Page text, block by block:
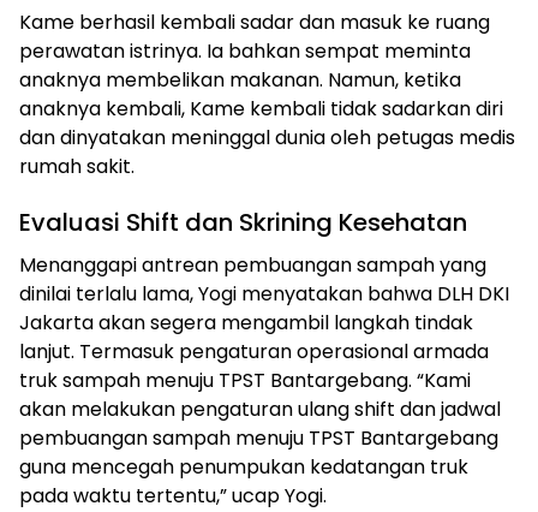
Kame berhasil kembali sadar dan masuk ke ruang
perawatan istrinya. Ia bahkan sempat meminta
anaknya membelikan makanan. Namun, ketika
anaknya kembali, Kame kembali tidak sadarkan diri
dan dinyatakan meninggal dunia oleh petugas medis
rumah sakit.
Evaluasi Shift dan Skrining Kesehatan
Menanggapi antrean pembuangan sampah yang
dinilai terlalu lama, Yogi menyatakan bahwa DLH DKI
Jakarta akan segera mengambil langkah tindak
lanjut. Termasuk pengaturan operasional armada
truk sampah menuju TPST Bantargebang. “Kami
akan melakukan pengaturan ulang shift dan jadwal
pembuangan sampah menuju TPST Bantargebang
guna mencegah penumpukan kedatangan truk
pada waktu tertentu,” ucap Yogi.